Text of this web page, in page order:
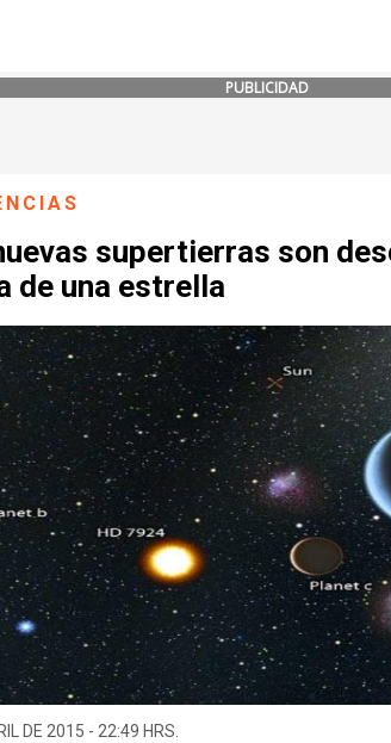
PUBLICIDAD
supertierras son
de una estrella
DE 2015 - 22:49 HRS.